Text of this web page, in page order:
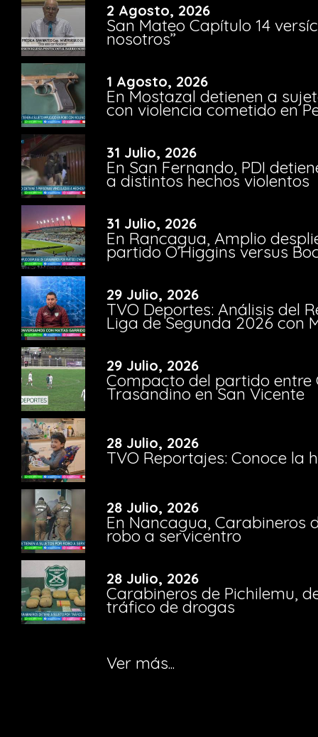
2 Agosto, 2026
San Mateo Capítulo 14
nosotros”
1 Agosto, 2026
En Mostazal detienen a
con violencia cometido en
31 Julio, 2026
En San Fernando, PDI
a distintos hechos violentos
31 Julio, 2026
En Rancagua, Amplio
partido O’Higgins versus
29 Julio, 2026
TVO Deportes: Análisis del
Liga de Segunda 2026 con
29 Julio, 2026
Compacto del partido entre
Trasandino en San Vicente
28 Julio, 2026
TVO Reportajes: Conoce la
28 Julio, 2026
En Nancagua, Carabineros
robo a servicentro
28 Julio, 2026
Carabineros de Pichilemu,
tráfico de drogas
Ver más...